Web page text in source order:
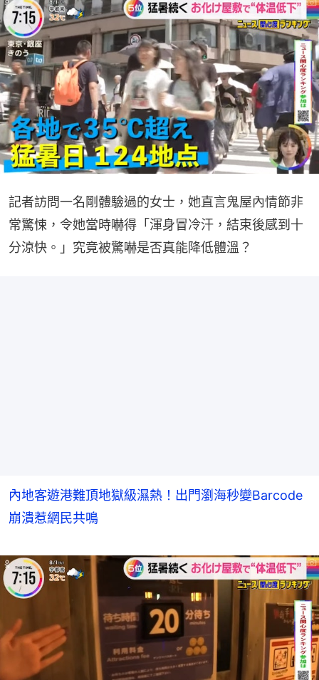
記者訪問一名剛體驗過的女士，她直言鬼屋內情節非
常驚悚，令她當時嚇得「渾身冒冷汗，結束後感到十
分涼快。」究竟被驚嚇是否真能降低體溫？
內地客遊港難頂地獄級濕熱！出門瀏海秒變Barcode
崩潰惹網民共鳴